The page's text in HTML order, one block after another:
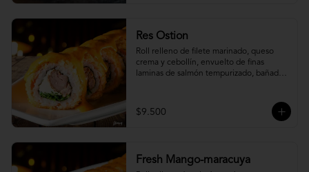
Res Ostion
Roll relleno de filete marinado, queso
crema y cebollín, envuelto de finas
laminas de salmón tempurizado, bañada
$9.500
Fresh Mango-maracuya